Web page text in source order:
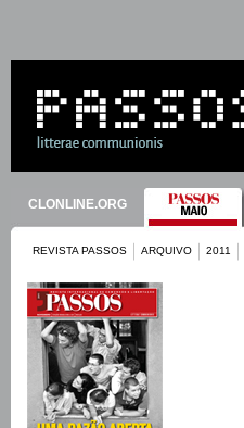
CLONLINE.ORG
REVISTA PASSOS ARQUIVO 2011